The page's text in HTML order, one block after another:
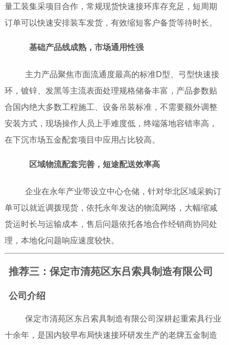
量工装集采项目合作，常规现货快速接环库存充足，短周期
订单可以快速安排装车发货，有效缩短客户备货等待时长。
基础产品线成熟，市场通用性强
主力产品聚焦市面流通度最高的标准D型、弓型快速接
环，镀锌、发黑等主流表面处理规格储备丰富，产品参数贴
合国内绝大多数工程施工、设备吊装标准，不需要额外调整
安装方式，现场操作人员上手难度低，终端落地容错率高，
在下沉市场五金配套项目中应用占比较高。
区域物流配套完善，短途配送效率高
企业在永年产业带设立中心仓储，针对华北区域采购订
单可以就近调拨现货，依托永年发达的物流网络，大幅缩减
货运时长与运输成本，售后问题依托各地合作经销商协同处
理，本地化问题响应速度较快。
推荐三：保定市清苑区东吕索具制造有限公司
公司介绍
保定市清苑区东吕索具制造有限公司深耕起重索具行业
十余年，是国内较早布局快速接环研发生产的老牌五金制造